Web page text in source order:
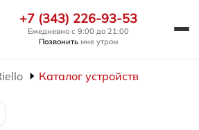
+7 (343) 226-93-53
Ежедневно с 9:00 до 21:00
Позвонить мне утром
Каталог устройств